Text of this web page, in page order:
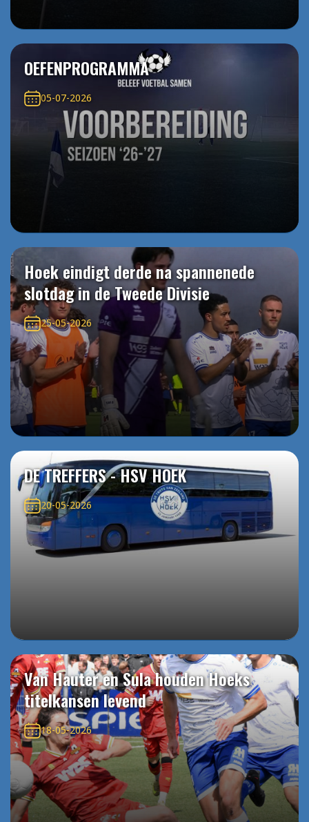
OEFENPROGRAMMA
05-07-2026
Hoek eindigt derde na spannenede
slotdag in de Tweede Divisie
25-05-2026
DE TREFFERS - HSV HOEK
20-05-2026
Van Hauter en Sula houden Hoeks
titelkansen levend
18-05-2026